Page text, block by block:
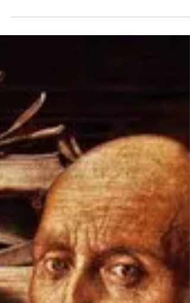
bem uma língua quando se aprende desde...